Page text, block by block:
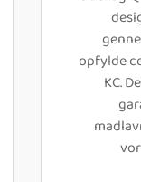
opfylde
KC.